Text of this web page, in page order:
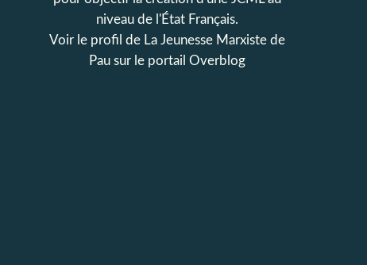
niveau de l'État Français.
Voir le profil de La Jeunesse Marxiste de
Pausur le portail Overblog